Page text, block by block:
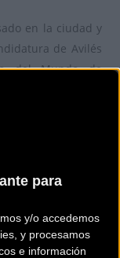
para
y/o accedemos
y procesamos
e información
en la ciudad y
de Avilés
del Mundo de
de estas
estar a la altura”,
Casado, “pionera
de los años 80.
el liderazgo de la